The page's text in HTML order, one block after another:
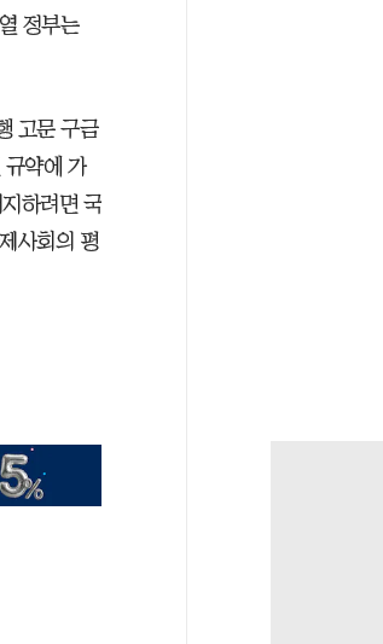
정부는
고문 구금
약에 가
하려면 국
사회의 평